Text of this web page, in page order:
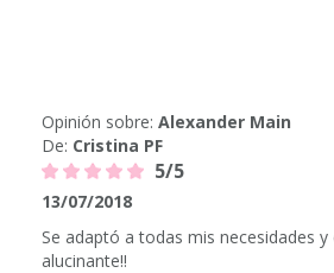
Opinión sobre: Alexander Main
De: Cristina PF
5/5
13/07/2018
Se adaptó a todas mis necesidades
alucinante!!